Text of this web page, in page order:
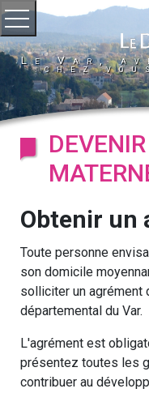
Ouvrir le menu
Le Var,
chez
Obtenir un
Toute personne
son domicile
solliciter un agrément
départemental du Var.
L'agrément est
présentez toutes les
contribuer au